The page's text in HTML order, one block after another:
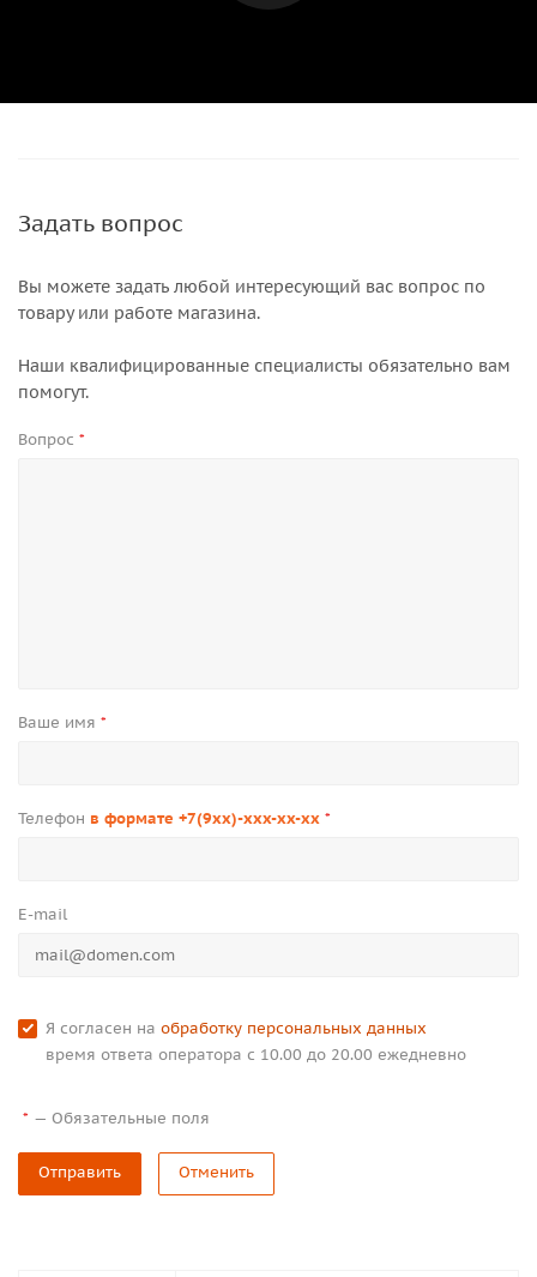
Задать вопрос
Вы можете задать любой интересующий вас вопрос по
товару или работе магазина.
Наши квалифицированные специалисты обязательно вам
помогут.
Вопрос *
Ваше имя *
Телефон в формате +7(9xx)-xxx-xx-xx *
E-mail
Я согласен на обработку персональных данных
время ответа оператора с 10.00 до 20.00 ежедневно
* — Обязательные поля
Отправить Отменить